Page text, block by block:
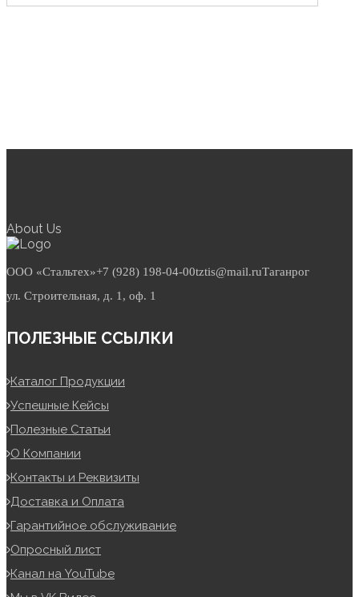
About Us
ООО «Стальтех»+7 (928) 198-04-00tztis@mail.ruТаганрог
ул. Строительная, д. 1, оф. 1
ПОЛЕЗНЫЕ ССЫЛКИ
Каталог Продукции
Успешные Кейсы
Полезные Статьи
О Компании
Контакты и Реквизиты
Доставка и Оплата
Гарантийное обслуживание
Опросный лист
Канал на YouTube